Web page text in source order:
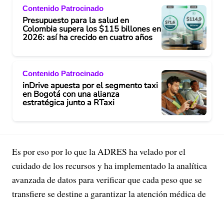
Contenido Patrocinado
Presupuesto para la salud en
Colombia supera los $115 billones en
2026: así ha crecido en cuatro años
Contenido Patrocinado
inDrive apuesta por el segmento taxi
en Bogotá con una alianza
estratégica junto a RTaxi
Es por eso por lo que la ADRES ha velado por el
cuidado de los recursos y ha implementado la analítica
avanzada de datos para verificar que cada peso que se
transfiere se destine a garantizar la atención médica de